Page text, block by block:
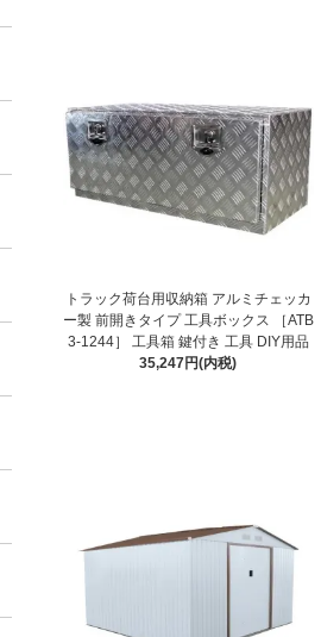
トラック荷台用収納箱 アルミチェッカ
ー製 前開きタイプ 工具ボックス ［ATB
3-1244］ 工具箱 鍵付き 工具 DIY用品
35,247円(内税)